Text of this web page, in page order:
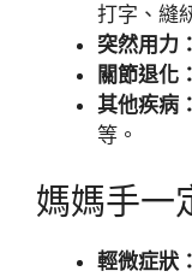
打字、縫
突然用力：
關節退化：
其他疾病：
等。
媽媽手一
輕微症狀：